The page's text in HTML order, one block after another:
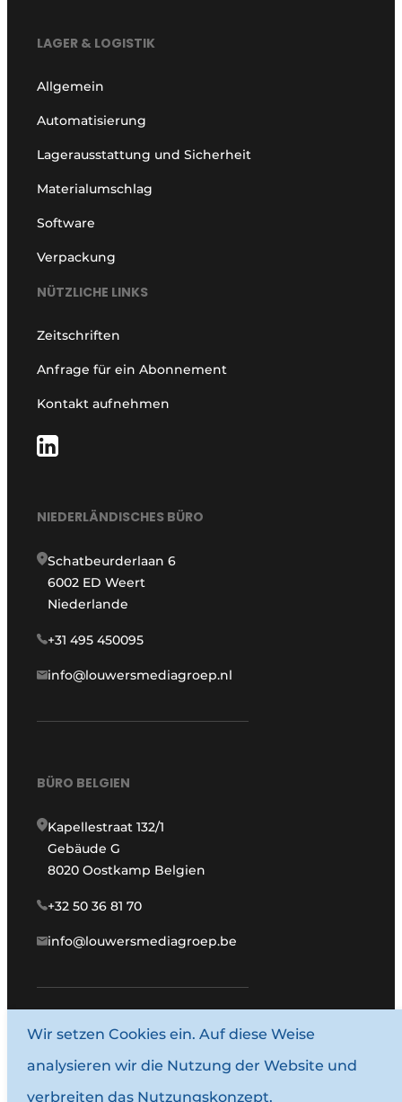
LAGER & LOGISTIK
Allgemein
Automatisierung
Lagerausstattung und Sicherheit
Materialumschlag
Software
Verpackung
NÜTZLICHE LINKS
Zeitschriften
Anfrage für ein Abonnement
Kontakt aufnehmen
NIEDERLÄNDISCHES BÜRO
Schatbeurderlaan 6
6002 ED Weert
Niederlande
+31 495 450095
info@louwersmediagroep.nl
BÜRO BELGIEN
Kapellestraat 132/1
Gebäude G
8020 Oostkamp Belgien
+32 50 36 81 70
info@louwersmediagroep.be
www.louwersmediagroep.com
© 1987–2026 Louwersmediagroep.
Allgemeine Bedingungen und Konditionen
Wir setzen Cookies ein. Auf diese Weise
analysieren wir die Nutzung der Website und
verbreiten das Nutzungskonzept.